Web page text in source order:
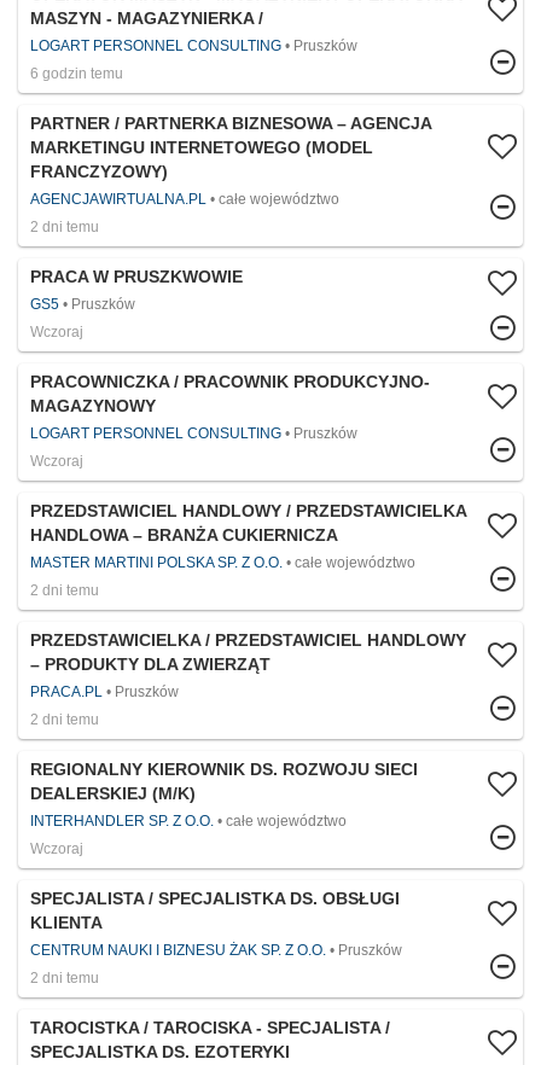
MASZYN - MAGAZYNIERKA /
LOGART PERSONNEL CONSULTING
Pruszków
6 godzin temu
PARTNER / PARTNERKA BIZNESOWA – AGENCJA
MARKETINGU INTERNETOWEGO (MODEL
FRANCZYZOWY)
AGENCJAWIRTUALNA.PL
całe województwo
2 dni temu
PRACA W PRUSZKWOWIE
GS5
Pruszków
Wczoraj
PRACOWNICZKA / PRACOWNIK PRODUKCYJNO-
MAGAZYNOWY
LOGART PERSONNEL CONSULTING
Pruszków
Wczoraj
PRZEDSTAWICIEL HANDLOWY / PRZEDSTAWICIELKA
HANDLOWA – BRANŻA CUKIERNICZA
MASTER MARTINI POLSKA SP. Z O.O.
całe województwo
2 dni temu
PRZEDSTAWICIELKA / PRZEDSTAWICIEL HANDLOWY
– PRODUKTY DLA ZWIERZĄT
PRACA.PL
Pruszków
2 dni temu
REGIONALNY KIEROWNIK DS. ROZWOJU SIECI
DEALERSKIEJ (M/K)
INTERHANDLER SP. Z O.O.
całe województwo
Wczoraj
SPECJALISTA / SPECJALISTKA DS. OBSŁUGI
KLIENTA
CENTRUM NAUKI I BIZNESU ŻAK SP. Z O.O.
Pruszków
2 dni temu
TAROCISTKA / TAROCISKA - SPECJALISTA /
SPECJALISTKA DS. EZOTERYKI